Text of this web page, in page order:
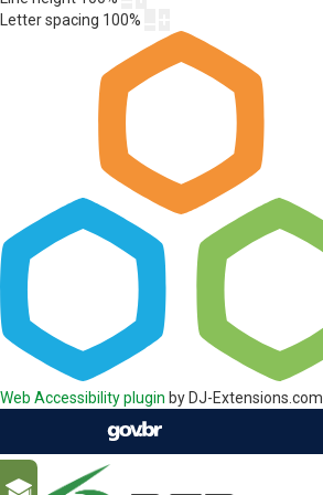
Letter spacing 100%
Web Accessibility plugin by DJ-Extensions.com